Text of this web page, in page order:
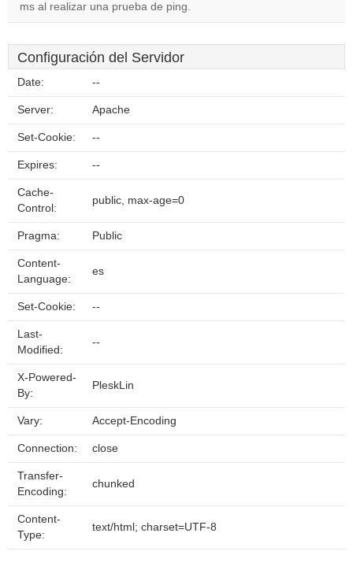
ms al realizar una prueba de ping.
Configuración del Servidor
Date: --
Server: Apache
Set-Cookie: --
Expires: --
Cache-
Control:
public, max-age=0
Pragma: Public
Content-
Language:
es
Set-Cookie: --
Last-
Modified:
--
X-Powered-
By:
PleskLin
Vary: Accept-Encoding
Connection: close
Transfer-
Encoding:
chunked
Content-
Type:
text/html; charset=UTF-8